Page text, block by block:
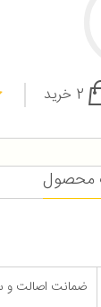
ضمانت اصالت و